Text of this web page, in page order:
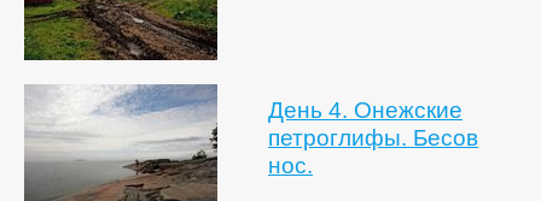
День 4. Онежские
петроглифы. Бесов
нос.